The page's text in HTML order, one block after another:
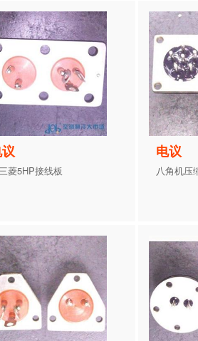
菱5HP接线板
电议
八角机压